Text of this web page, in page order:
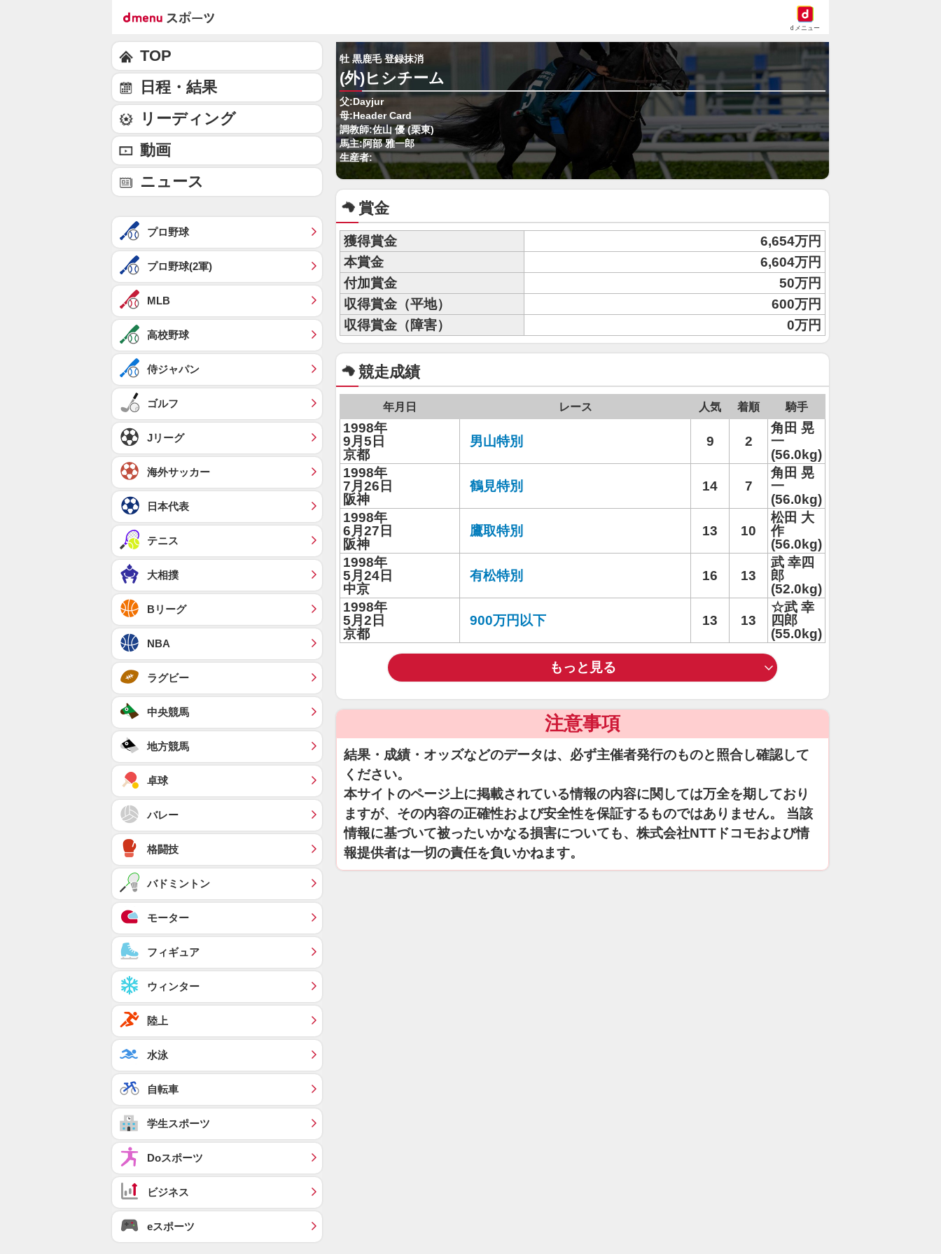
dメニュー
牡 黒鹿毛 登録抹消
(外)ヒシチーム
父:Dayjur
母:Header Card
調教師:佐山 優 (栗東)
馬主:阿部 雅一郎
生産者:
賞金
獲得賞金
6,654万円
本賞金
6,604万円
付加賞金
50万円
収得賞金（平地）
600万円
収得賞金（障害）
0万円
競走成績
年月日 レース 人気 着順 騎手
1998年
9月5日
京都
男山特別 9 2
角田 晃
一
(56.0kg)
1998年
7月26日
阪神
鶴見特別 14 7
角田 晃
一
(56.0kg)
1998年
6月27日
阪神
鷹取特別 13 10
松田 大
作
(56.0kg)
1998年
5月24日
中京
有松特別 16 13
武 幸四
郎
(52.0kg)
1998年
5月2日
京都
900万円以下 13 13
☆武 幸
四郎
(55.0kg)
もっと見る
注意事項
結果・成績・オッズなどのデータは、必ず主催者発行のものと照合し確認して
ください。
本サイトのページ上に掲載されている情報の内容に関しては万全を期しており
ますが、その内容の正確性および安全性を保証するものではありません。 当該
情報に基づいて被ったいかなる損害についても、株式会社NTTドコモおよび情
報提供者は一切の責任を負いかねます。
TOP
日程・結果
リーディング
動画
ニュース
プロ野球
プロ野球(2軍)
MLB
高校野球
侍ジャパン
ゴルフ
Jリーグ
海外サッカー
日本代表
テニス
大相撲
Bリーグ
NBA
ラグビー
中央競馬
地方競馬
卓球
バレー
格闘技
バドミントン
モーター
フィギュア
ウィンター
陸上
水泳
自転車
学生スポーツ
Doスポーツ
ビジネス
eスポーツ